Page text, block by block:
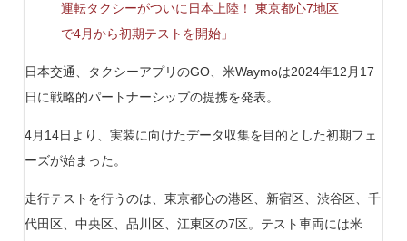
運転タクシーがついに日本上陸！ 東京都心7地区
で4月から初期テストを開始」
日本交通、タクシーアプリのGO、米Waymoは2024年12月17
日に戦略的パートナーシップの提携を発表。
4月14日より、実装に向けたデータ収集を目的とした初期フェ
ーズが始まった。
走行テストを行うのは、東京都心の港区、新宿区、渋谷区、千
代田区、中央区、品川区、江東区の7区。テスト車両には米